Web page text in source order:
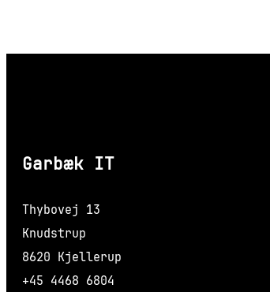
Garbæk IT
Thybovej 13
Knudstrup
8620 Kjellerup
+45 4468 6804